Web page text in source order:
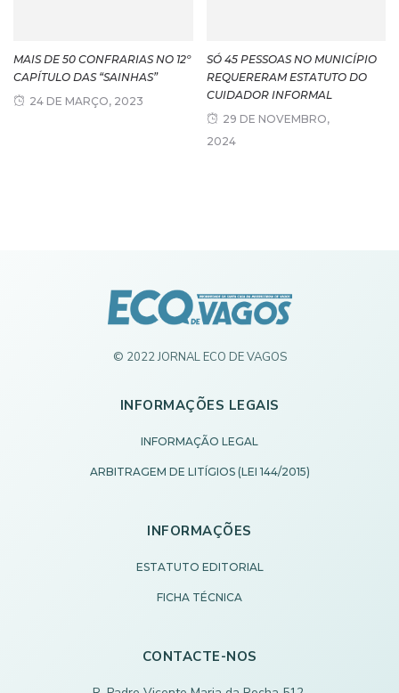
MAIS DE 50 CONFRARIAS NO 12º
CAPÍTULO DAS “SAINHAS”
24 DE MARÇO, 2023
SÓ 45 PESSOAS NO MUNICÍPIO
REQUERERAM ESTATUTO DO
CUIDADOR INFORMAL
29 DE NOVEMBRO,
2024
© 2022 JORNAL ECO DE VAGOS
INFORMAÇÕES LEGAIS
INFORMAÇÃO LEGAL
ARBITRAGEM DE LITÍGIOS (LEI 144/2015)
INFORMAÇÕES
ESTATUTO EDITORIAL
FICHA TÉCNICA
CONTACTE-NOS